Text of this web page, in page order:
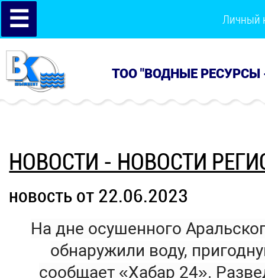
☰ Личный
ТОО "ВОДНЫЕ РЕСУРСЫ
НОВОСТИ - НОВОСТИ
новость от 22.06.2023
На дне осушенного
обнаружили воду,
сообщает «Хабар 24».